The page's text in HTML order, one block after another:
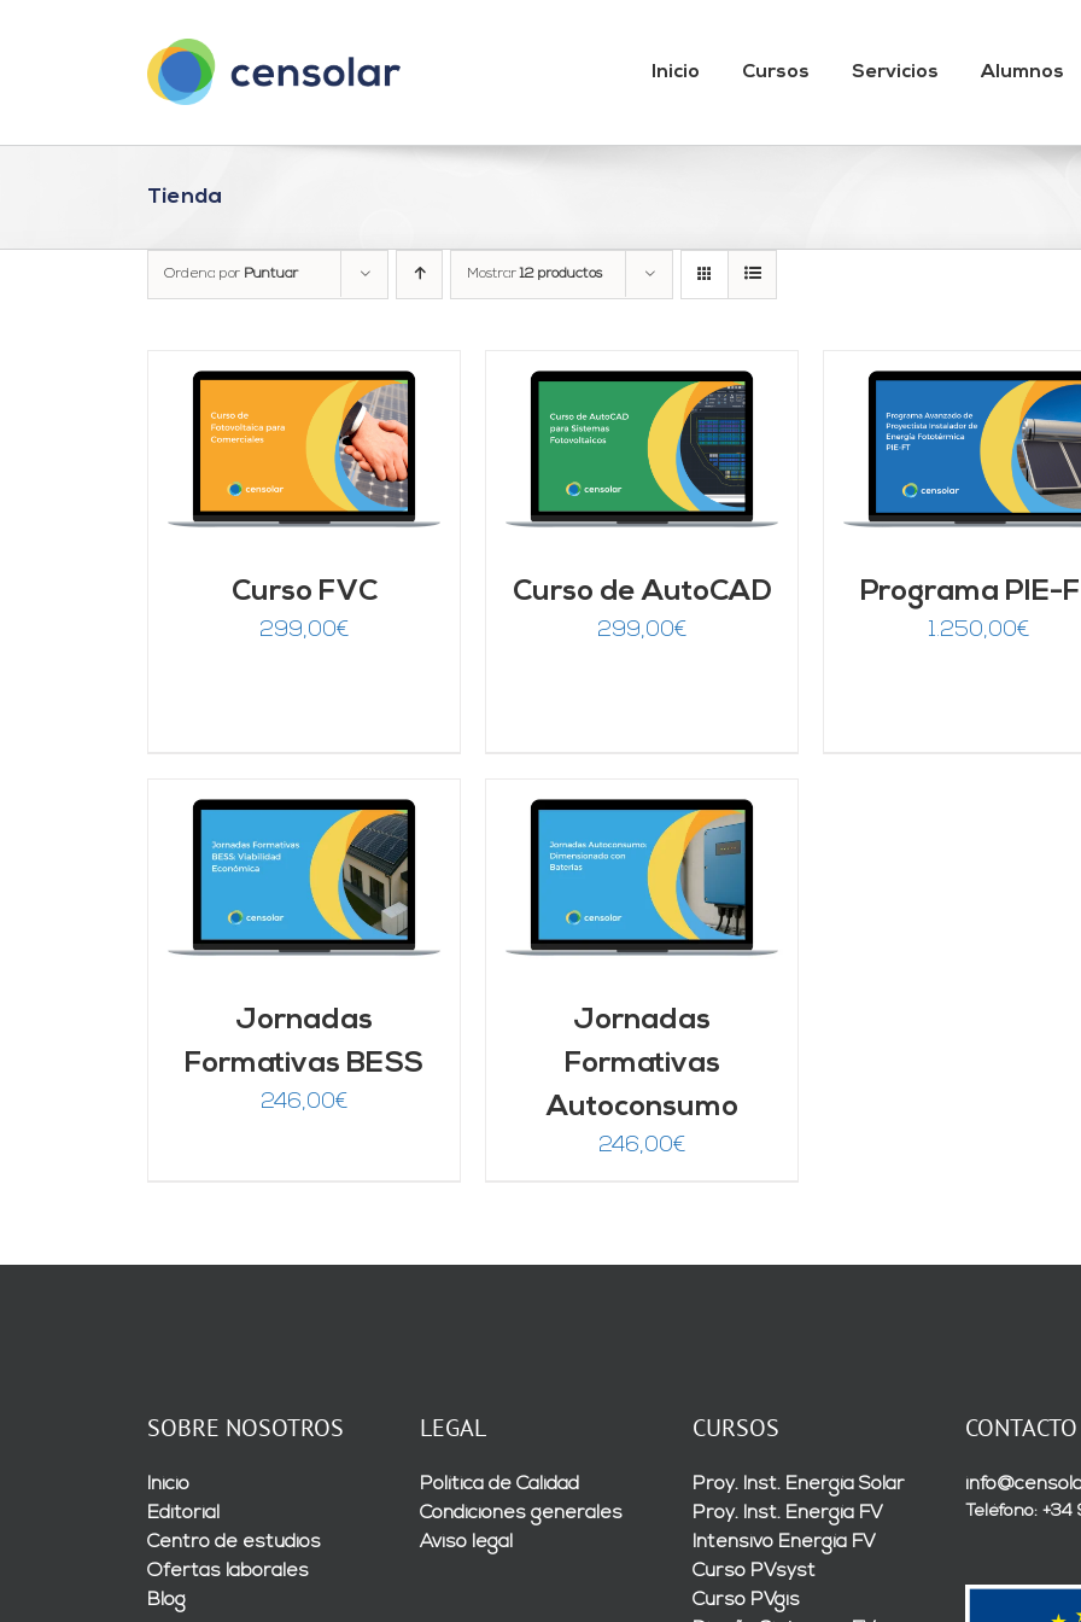
Inicio Cursos Servicios Alumnos
Tienda
Ordena por Puntuar Mostrar12 productos
Curso FVC
299,00€
AÑADIR AL CARRITO
DETALLES
Curso de AutoCAD
299,00€
AÑADIR AL CARRITO
DETALLES
Programa PIE-
1.250,00€
AÑADIR AL CARRITO
DETALLES
Jornadas
Formativas BESS
246,00€
AÑADIR AL CARRITO
DETALLES
Jornadas
Formativas
Autoconsumo
246,00€
SOBRE NOSOTROS
Inicio
Editorial
Centro de estudios
Ofertas laborales
Blog
LEGAL
Política de Calidad
Condiciones generales
Aviso legal
CURSOS
Proy. Inst. Energía Solar
Proy. Inst. Energía FV
Intensivo Energía FV
Curso PVsyst
Curso PVgis
CONTACTO
Teléfono: